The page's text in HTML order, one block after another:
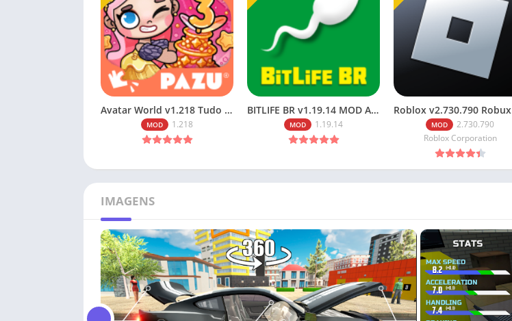
Avatar World v1.218 Tudo Desbloqueado 2026
MOD 1.218
BITLIFE BR v1.19.14 MOD APK PREMIUM MEDIAFIRE 2026
MOD 1.19.14 MOD
2.730.790
Roblox Corporation
IMAGENS